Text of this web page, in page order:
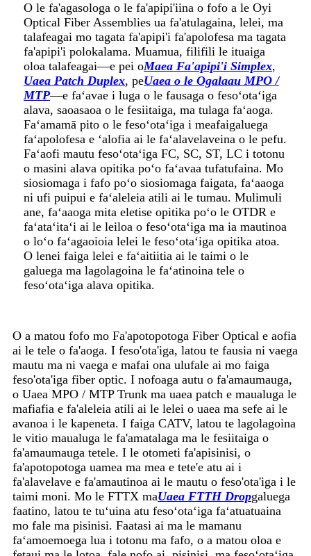
O le fa'agasologa o le fa'apipi'iina o fofo a le Oyi
Optical Fiber Assemblies ua fa'atulagaina, lelei, ma
talafeagai mo tagata fa'apipi'i fa'apolofesa ma tagata
fa'apipi'i polokalama. Muamua, filifili le ituaiga
oloa talafeagai—e pei oMaea Fa'apipi'i Simplex,
Uaea Patch Duplex, peUaea o le Ogalaau MPO /
MTP—e faʻavae i luga o le fausaga o fesoʻotaʻiga
alava, saoasaoa o le fesiitaiga, ma tulaga faʻaoga.
Faʻamamā pito o le fesoʻotaʻiga i meafaigaluega
faʻapolofesa e ʻalofia ai le faʻalavelaveina o le pefu.
Faʻaofi mautu fesoʻotaʻiga FC, SC, ST, LC i totonu
o masini alava opitika poʻo faʻavaa tufatufaina. Mo
siosiomaga i fafo poʻo siosiomaga faigata, faʻaaoga
ni ufi puipui e faʻaleleia atili ai le tumau. Mulimuli
ane, faʻaaoga mita eletise opitika poʻo le OTDR e
faʻataʻitaʻi ai le leiloa o fesoʻotaʻiga ma ia mautinoa
o loʻo faʻagaoioia lelei le fesoʻotaʻiga opitika atoa.
O lenei faiga lelei e faʻaitiitia ai le taimi o le
galuega ma lagolagoina le faʻatinoina tele o
fesoʻotaʻiga alava opitika.
O a matou fofo mo Fa'apotopotoga Fiber Optical e aofia
ai le tele o fa'aoga. I feso'ota'iga, latou te fausia ni vaega
mautu ma ni vaega e mafai ona ulufale ai mo faiga
feso'ota'iga fiber optic. I nofoaga autu o fa'amaumauga,
o Uaea MPO / MTP Trunk ma uaea patch e maualuga le
mafiafia e fa'aleleia atili ai le lelei o uaea ma sefe ai le
avanoa i le kapeneta. I faiga CATV, latou te lagolagoina
le vitio maualuga le fa'amatalaga ma le fesiitaiga o
fa'amaumauga tetele. I le otometi fa'apisinisi, o
fa'apotopotoga uamea ma mea e tete'e atu ai i
fa'alavelave e fa'amautinoa ai le mautu o feso'ota'iga i le
taimi moni. Mo le FTTX maUaea FTTH Dropgaluega
faatino, latou te tuʻuina atu fesoʻotaʻiga faʻatuatuaina
mo fale ma pisinisi. Faatasi ai ma le mamanu
faʻamoemoega lua i totonu ma fafo, o a matou oloa e